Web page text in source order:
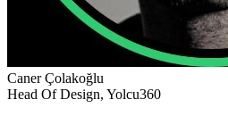
Caner Çolakoğlu
Head Of Design, Yolcu360